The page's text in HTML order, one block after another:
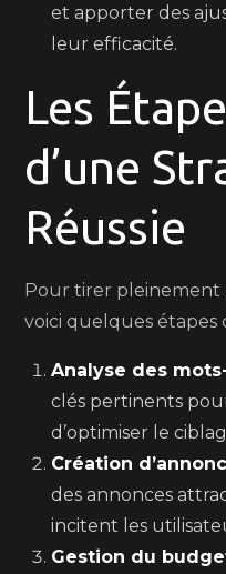
et apporter des
leur efficacité.
Les
d’une
Réussie
Pour tirer pleinement
voici quelques étapes
Analyse des
clés pertinents
d’optimiser le
Création
des annonces
incitent les
Gestion du